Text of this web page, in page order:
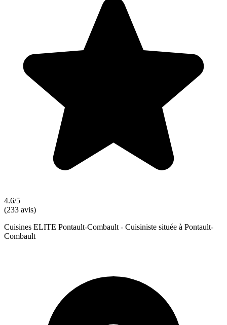
4.6/5
(233 avis)
Cuisines ELITE Pontault-Combault - Cuisiniste située à Pontault-
Combault